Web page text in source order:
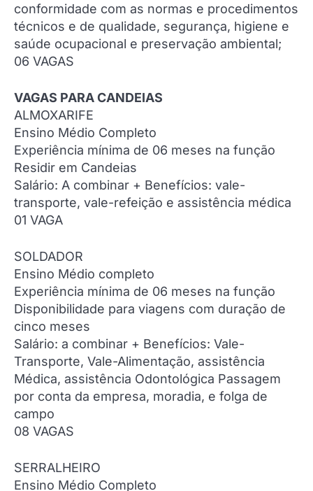
conformidade com as normas e procedimentos
técnicos e de qualidade, segurança, higiene e
saúde ocupacional e preservação ambiental;
06 VAGAS
VAGAS PARA CANDEIAS
ALMOXARIFE
Ensino Médio Completo
Experiência mínima de 06 meses na função
Residir em Candeias
Salário: A combinar + Benefícios: vale-
transporte, vale-refeição e assistência médica
01 VAGA
SOLDADOR
Ensino Médio completo
Experiência mínima de 06 meses na função
Disponibilidade para viagens com duração de
cinco meses
Salário: a combinar + Benefícios: Vale-
Transporte, Vale-Alimentação, assistência
Médica, assistência Odontológica Passagem
por conta da empresa, moradia, e folga de
campo
08 VAGAS
SERRALHEIRO
Ensino Médio Completo